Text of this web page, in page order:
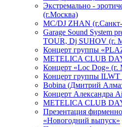
Экстремально -
(г.Москва)
МС/DJ ZHAN (г.Санкт-
Garage Sound System
TOUR, Dj SUHOV (г.
Концерт группы
METELICA CLUB
Концерт «Loc Dog» (г.
Концерт группы ILWT
Bobina (Дмитрий
Концерт Александра
METELICA CLUB
Презентация
«Новогодний выпуск»